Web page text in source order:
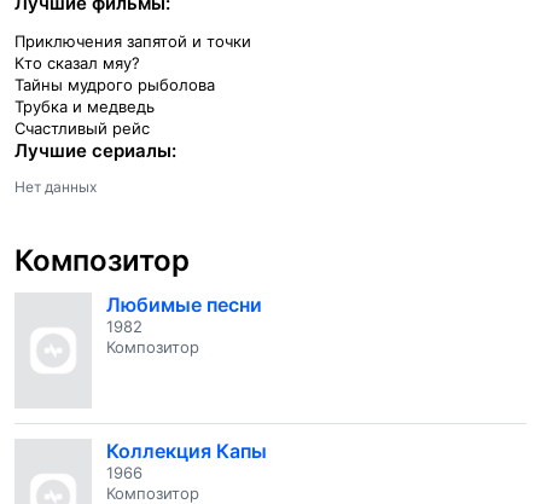
Приключения запятой и точки
Кто сказал мяу?
Тайны мудрого рыболова
Трубка и медведь
Счастливый рейс
Лучшие сериалы:
Нет данных
Композитор
Любимые песни
1982
Композитор
Коллекция Капы
1966
Композитор